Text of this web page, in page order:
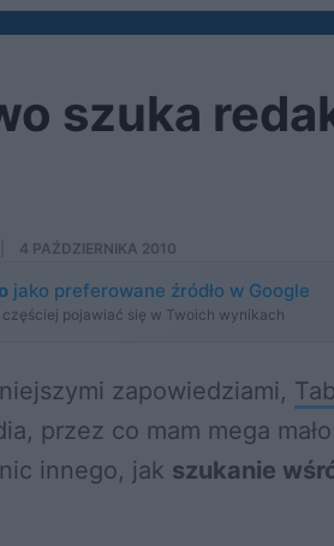
szuka
4 PAŹDZIERNIKA 2010
jako preferowane źródło w Google
częściej pojawiać się w Twoich wynikach
zapowiedziami,
przez co mam mega
innego, jak szukanie